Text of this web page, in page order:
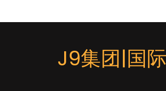
J9集团|国